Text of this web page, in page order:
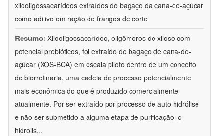
xilooligossacarídeos extraídos do bagaço da cana-de-açúcar
como aditivo em ração de frangos de corte
Resumo: Xilooligossacarídeo, oligômeros de xilose com
potencial prebióticos, foi extraído de bagaço de cana-de-
açúcar (XOS-BCA) em escala piloto dentro de um conceito
de biorrefinaria, uma cadeia de processo potencialmente
mais econômica do que é produzido comercialmente
atualmente. Por ser extraído por processo de auto hidrólise
e não ser submetido a alguma etapa de purificação, o
hidrolis...